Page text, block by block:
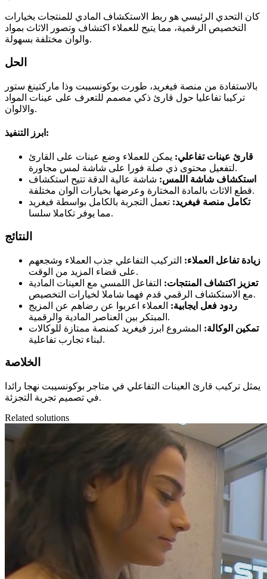
كان التحدي الرئيسي هو ربط الاستكشاف المادي للمنتجات بخيارات
التخصيص الرقمية، مما يتيح للعملاء اكتشاف وتصور الاثاث بمواد
والوان مختلفة بسهولة.
الحل
بالاستفادة من منصة فيغريد، طورت بوكونسيبت وذا ماركتينغ ستور
تركيبا تفاعليا حول قارئ ذكي مصمم للتعرف على عينات المواد
والالوان.
ابرز التنفيذ:
قارئ عينات تفاعلي: يمكن للعملاء وضع عينات على القارئ
لتفعيل محتوى ذي صلة فورا على شاشة لمس مجاورة.
استكشاف شاشة اللمس: شاشة عالية الدقة تتيح استكشاف
قطع الاثاث بالمادة المختارة وعرضها بخيارات الوان مختلفة.
تكامل منصة فيغريد: تعمل التجربة بالكامل بواسطة فيغريد
مما يوفر تكاملا سلسا.
النتائج
زيادة تفاعل العملاء: التركيب التفاعلي جذب العملاء وشجعهم
على قضاء المزيد من الوقت.
تعزيز اكتشاف المنتجات: التفاعل اللمسي مع العينات المادية
مع الاستكشاف الرقمي قدم فهما شاملا لخيارات التخصيص.
ردود فعل ايجابية: العملاء اعربوا عن رضاهم عن المزيج
المبتكر بين العناصر المادية والرقمية.
تمكين الوكالة: المشروع ابرز فيغريد كمنصة ممتازة للوكالات
لبناء تجارب تفاعلية.
الخلاصة
يمثل تركيب قارئ العينات التفاعلي في متاجر بوكونسيبت نهجا رائدا
في تصميم تجربة التجزئة.
Related solutions